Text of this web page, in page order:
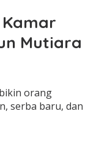
Kamar
Mutiara
orang
serba baru, dan